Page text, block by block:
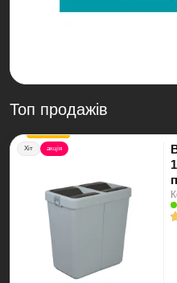
Топ продажів
Хіт акція